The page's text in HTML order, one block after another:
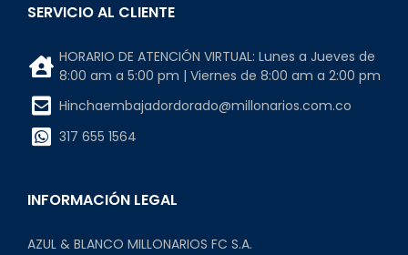
SERVICIO AL CLIENTE
HORARIO DE ATENCIÓN VIRTUAL: Lunes a Jueves de
8:00 am a 5:00 pm | Viernes de 8:00 am a 2:00 pm
Hinchaembajadordorado@millonarios.com.co
317 655 1564
INFORMACIÓN LEGAL
AZUL & BLANCO MILLONARIOS FC S.A.